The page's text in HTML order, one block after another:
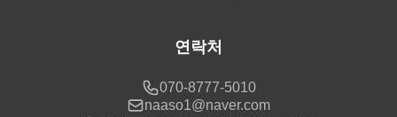
연락처
070-8777-5010
naaso1@naver.com